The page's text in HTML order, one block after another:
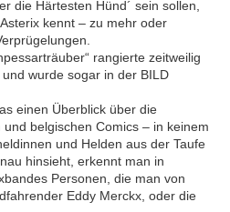
die Härtesten Hünd´ sein sollen,
kennt – zu mehr oder
rangierte zeitweilig
wurde sogar in der BILD
einen Überblick über die
belgischen Comics – in keinem
und Helden aus der Taufe
hinsieht, erkennt man in
Personen, die man von
Eddy Merckx, oder die